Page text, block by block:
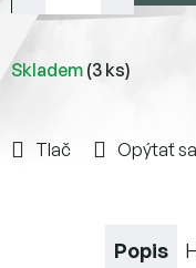
Skladem (3 ks)
Tlač Opýtať sa
Popis